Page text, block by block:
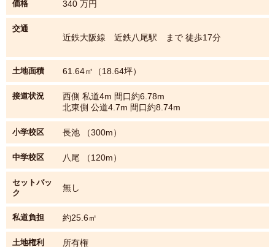
価格 340 万円
交通
近鉄大阪線 近鉄八尾駅 まで 徒歩17分
土地面積 61.64㎡（18.64坪）
接道状況
西側 私道4m 間口約6.78m
北東側 公道4.7m 間口約8.74m
小学校区 長池 （300m）
中学校区 八尾 （120m）
セットバッ
ク
無し
私道負担 約25.6㎡
土地権利 所有権